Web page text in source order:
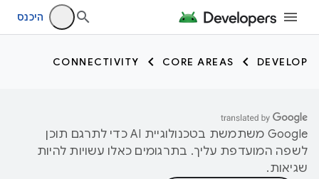
היכנס
DEVELOP
CORE AREAS
CONNECTIVITY
‫Google משתמשת בטכנולוגיית AI כדי לתרגם תוכן
לשפה המועדפת עליך. בתרגומים כאלו עשויות להיות
שגיאות.